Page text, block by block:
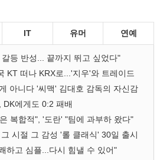
IT 유머 연예
등 반성... 끝까지 뛰고 싶었다"
KT 떠나 KRX로...'지우'와 트레이드
아니다 '씨맥' 김대호 감독의 자신감
DK에게도 0:2 패배
복합적", '도란' "팀에 과부하 왔다"
시절 그 감성 '롤 클래식' 30일 출시
하고 심플...다시 힘낼 수 있어"